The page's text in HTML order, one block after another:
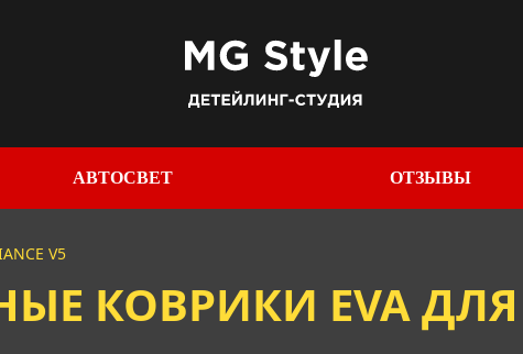
АВТОСВЕТ ОТЗЫВЫ
V5
КОВРИКИ EVA ДЛЯ